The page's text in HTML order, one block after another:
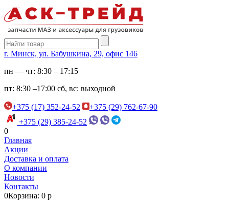
г. Минск, ул. Бабушкина, 29, офис 146
пн — чт: 8:30 – 17:15
пт: 8:30 –17:00 сб, вс: выходной
+375 (17) 352-24-52
+375 (29) 762-67-90
+375 (29) 385-24-52
0
Главная
Акции
Доставка и оплата
О компании
Новости
Контакты
0Корзина: 0 р